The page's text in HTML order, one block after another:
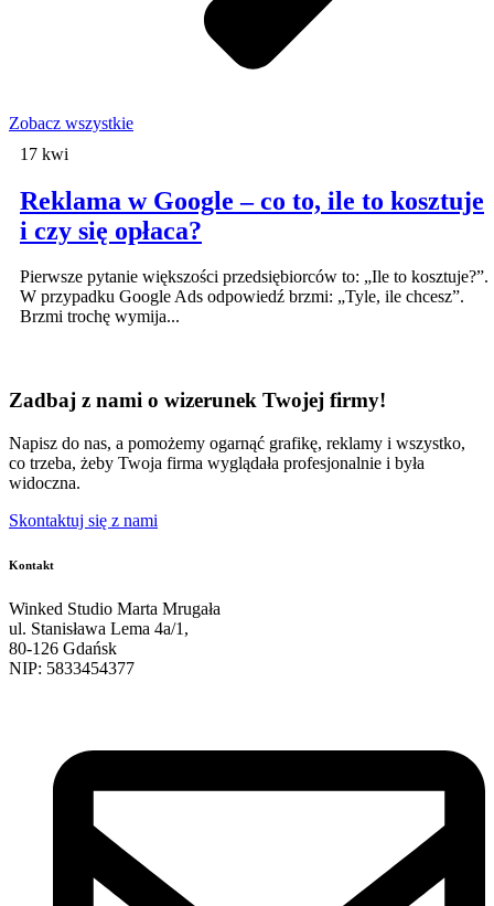
Zobacz wszystkie
17 kwi
Reklama w Google – co to, ile to kosztuje
i czy się opłaca?
Pierwsze pytanie większości przedsiębiorców to: „Ile to kosztuje?”.
W przypadku Google Ads odpowiedź brzmi: „Tyle, ile chcesz”.
Brzmi trochę wymija...
Zadbaj z nami o wizerunek Twojej firmy!
Napisz do nas, a pomożemy ogarnąć grafikę, reklamy i wszystko,
co trzeba, żeby Twoja firma wyglądała profesjonalnie i była
widoczna.
Skontaktuj się z nami
Kontakt
Winked Studio Marta Mrugała
ul. Stanisława Lema 4a/1,
80-126 Gdańsk
NIP: 5833454377